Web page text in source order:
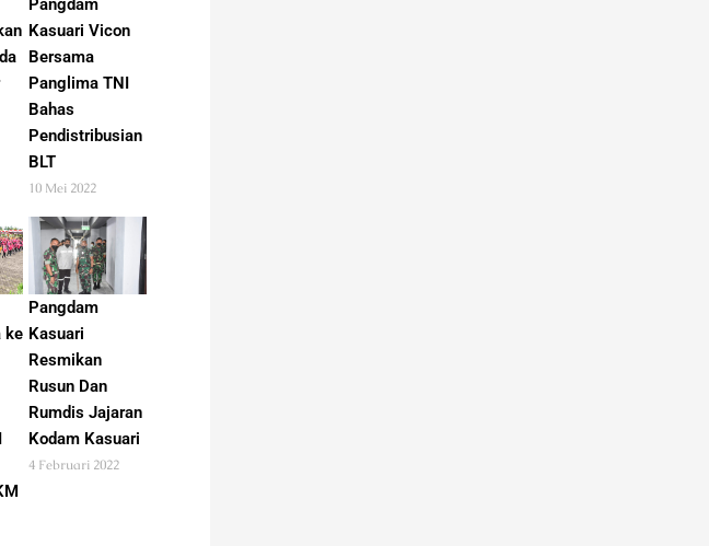
Pangdam
Kasuari Vicon
Bersama
Panglima TNI
Bahas
Pendistribusian
BLT
10 Mei 2022
ke
Pangdam
Kasuari
Resmikan
Rusun Dan
Rumdis Jajaran
Kodam Kasuari
4 Februari 2022